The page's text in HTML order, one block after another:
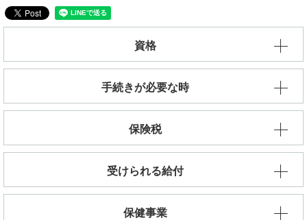
資格
手続きが必要な時
保険税
受けられる給付
保健事業